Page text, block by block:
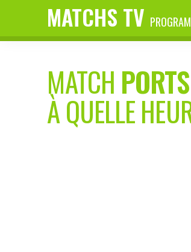
MATCHS TV
MATCH
À QUELLE